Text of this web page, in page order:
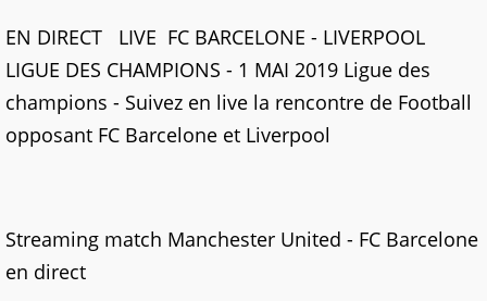
EN DIRECT LIVE FC BARCELONE - LIVERPOOL
LIGUE DES CHAMPIONS - 1 MAI 2019 Ligue des
champions - Suivez en live la rencontre de Football
opposant FC Barcelone et Liverpool
Streaming match Manchester United - FC Barcelone
en direct